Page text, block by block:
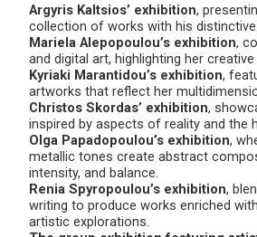
Argyris Kaltsios’ exhibition,
collection of works with his
Mariela Alepopoulou’s exhibition,
and digital art, highlighting her
Kyriaki Marantidou’s exhibition,
artworks that reflect her
Christos Skordas’ exhibition,
inspired by aspects of reality and the
Olga Papadopoulou’s exhibition,
metallic tones create abstract
intensity, and balance.
Renia Spyropoulou’s exhibition,
writing to produce works enriched
artistic explorations.